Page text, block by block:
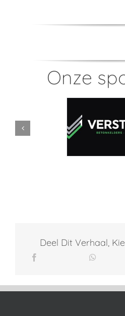
Onze
Deel Dit Verhaal,